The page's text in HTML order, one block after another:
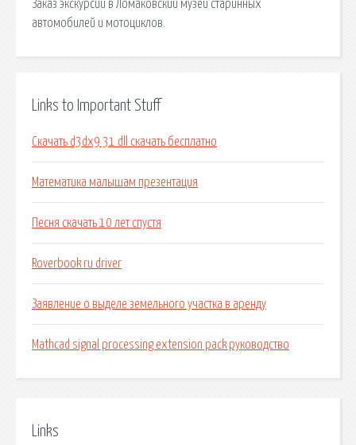
Заказ экскурсий в Ломаковский музей старинных
автомобилей и мотоциклов.
Links to Important Stuff
Скачать d3dx9 31 dll скачать бесплатно
Математика малышам презентация
Песня скачать 10 лет спустя
Roverbook ru driver
Заявление о выделе земельного участка в аренду
Mathcad signal processing extension pack руководство
Links